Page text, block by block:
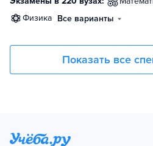
физика Все варианты
Показать все